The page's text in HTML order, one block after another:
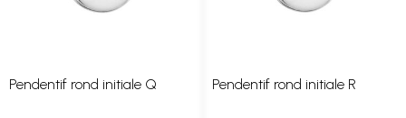
Pendentif rond initiale Q Pendentif rond initiale R